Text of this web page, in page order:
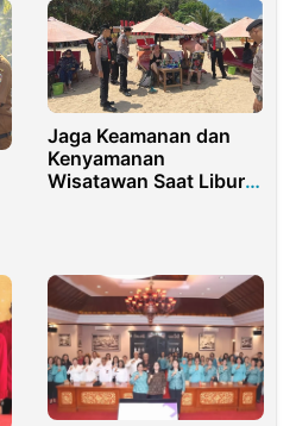
Jaga Keamanan dan
Kenyamanan
Wisatawan Saat Libur